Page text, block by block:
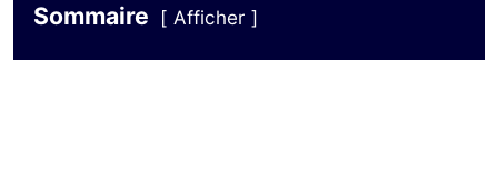
Sommaire Afficher